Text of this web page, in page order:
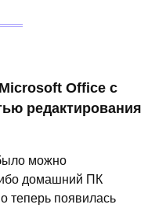
Office с
редактирования
можно
домашний ПК
теперь появилась